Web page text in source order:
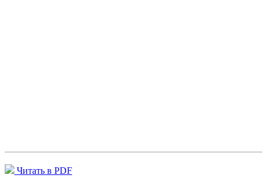
Читать в PDF